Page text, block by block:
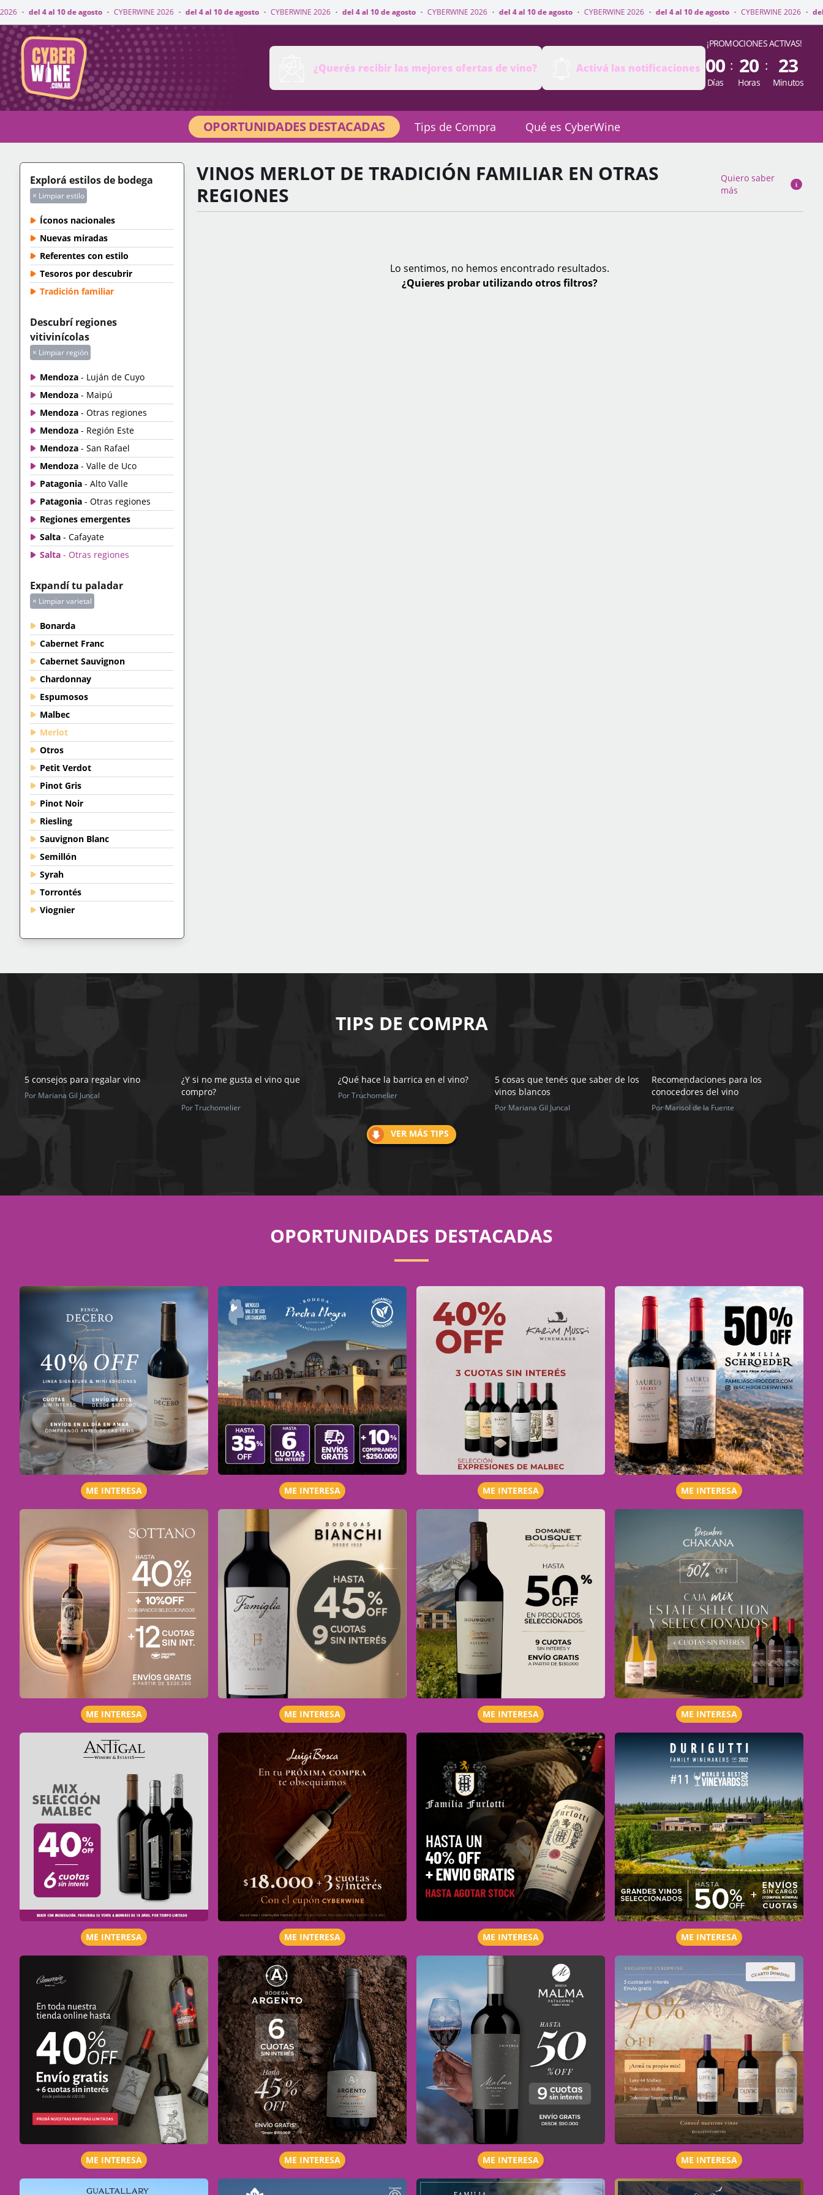
de agosto · CYBERWINE 2026 · del 4 al 10 de agosto · CYBERWINE 2026 · del 4 al 10 de agosto · CYBERWINE 2026 · del 4 al 10 de agosto · CYBERWINE 2026 · del 4 al 10 de agosto · CYBERWINE 2026 · del 4 al 10 de
CyberWine
¿Querés recibir las mejores ofertas de vino?
Activá las notificaciones
¡PROMOCIONES ACTIVAS!
00
Días
: 20
Horas
: 23
Minutos
OPORTUNIDADES DESTACADAS Tips de Compra Qué es CyberWine
Explorá estilos de bodega
× Limpiar estilo
Íconos nacionales
Nuevas miradas
Referentes con estilo
Tesoros por descubrir
Tradición familiar
Descubrí regiones
vitivinícolas
× Limpiar región
Mendoza - Luján de Cuyo
Mendoza - Maipú
Mendoza - Otras regiones
Mendoza - Región Este
Mendoza - San Rafael
Mendoza - Valle de Uco
Patagonia - Alto Valle
Patagonia - Otras regiones
Regiones emergentes
Salta - Cafayate
Salta - Otras regiones
Expandí tu paladar
× Limpiar varietal
Bonarda
Cabernet Franc
Cabernet Sauvignon
Chardonnay
Espumosos
Malbec
Merlot
Otros
Petit Verdot
Pinot Gris
Pinot Noir
Riesling
Sauvignon Blanc
Semillón
Syrah
Torrontés
Viognier
VINOS MERLOT DE TRADICIÓN FAMILIAR EN OTRAS
REGIONES
Quiero saber
más
Lo sentimos, no hemos encontrado resultados.
¿Quieres probar utilizando otros filtros?
TIPS DE COMPRA
5 consejos para regalar vino
Por Mariana Gil Juncal
¿Y si no me gusta el vino que
compro?
Por Truchomelier
¿Qué hace la barrica en el vino?
Por Truchomelier
5 cosas que tenés que saber de los
vinos blancos
Por Mariana Gil Juncal
Recomendaciones para los
conocedores del vino
Por Marisol de la Fuente
VER MÁS TIPS
OPORTUNIDADES DESTACADAS
ME INTERESA ME INTERESA ME INTERESA ME INTERESA
ME INTERESA ME INTERESA ME INTERESA ME INTERESA
ME INTERESA ME INTERESA ME INTERESA ME INTERESA
ME INTERESA ME INTERESA ME INTERESA ME INTERESA